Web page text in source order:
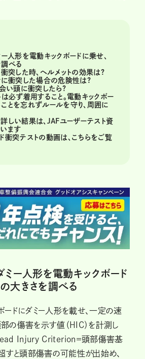
人形を電動キックボードに乗せ、
べる
突した時、ヘルメットの効果は?
衝突した場合の危険性は?
い頭に衝突したら?
必ず着用すること。電動キックボー
とを忘れずルールを守り、周囲に
しい結果は、JAFユーザーテスト資
ます
衝突テストの動画は、こちらをご覧
ミー人形を電動キックボード
大きさを調べる
ードにダミー人形を載せ、一定の速
の傷害を示す値（HIC）を計測し
Head Injury Criterion=頭部傷害基
すと頭部傷害の可能性が出始め、